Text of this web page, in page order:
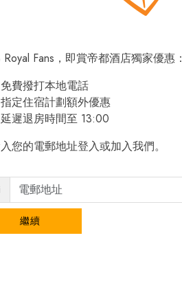
Fans，即賞帝都酒店獨家優惠：
免費撥打本地電話
指定住宿計劃額外優惠
延遲退房時間至 13:00
您的電郵地址登入或加入我們。
繼續